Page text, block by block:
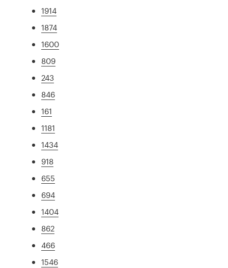
1914
1874
1600
809
243
846
161
1181
1434
918
655
694
1404
862
466
1546